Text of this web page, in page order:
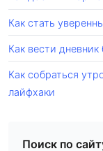
Как стать
Как вести
Как собраться
лайфхаки
Поиск по